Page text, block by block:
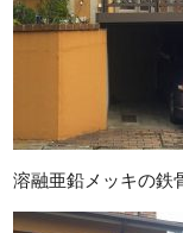
溶融亜鉛メッキの鉄